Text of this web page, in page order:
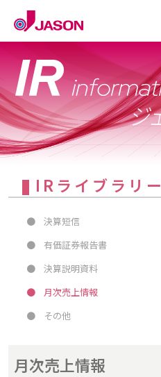
IRライブラリー
●
決算短信
●
有価証券報告書
●
決算説明資料
●
月次売上情報
●
その他
月次売上情報